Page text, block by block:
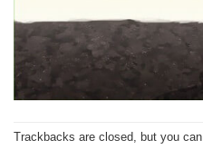
Trackbacks are closed, but you can